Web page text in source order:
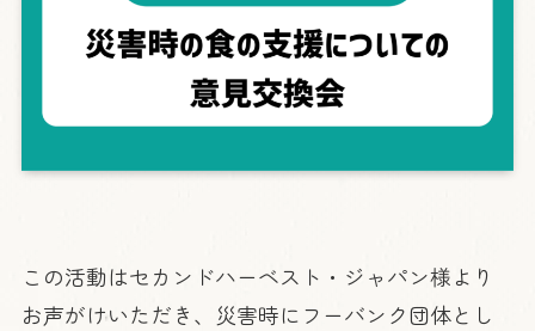
この活動はセカンドハーベスト・ジャパン様より
お声がけいただき、災害時にフーバンク団体とし